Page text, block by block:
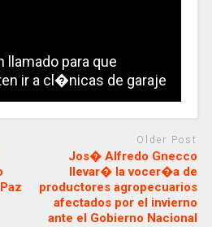
llamado para que
ir a cl�nicas de garaje
Older Post
Jos� Alfredo Gnecco
llevar� la vocer�a de
productores agropecuarios
afectados por el invierno
ante el Gobierno Nacional